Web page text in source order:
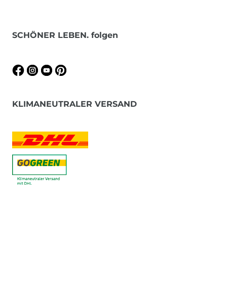
SCHÖNER LEBEN. folgen
KLIMANEUTRALER VERSAND